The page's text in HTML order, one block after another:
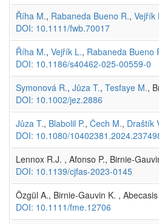
Říha M., Rabaneda Bueno R., Vejřík
DOI: 10.1111/fwb.70017
Říha M., Vejřík L., Rabaneda Bueno
DOI: 10.1186/s40462-025-00559-0
Symonová R., Jůza T., Tesfaye M.,
DOI: 10.1002/jez.2886
Jůza T., Blabolil P., Čech M., Draštík
DOI: 10.1080/
Lennox R.J. , Afonso P., Birnie-
DOI: 10.1139/cjfas-2023-0145
Özgül A., Birnie-Gauvin K. ,
DOI: 10.1111/fme.12706